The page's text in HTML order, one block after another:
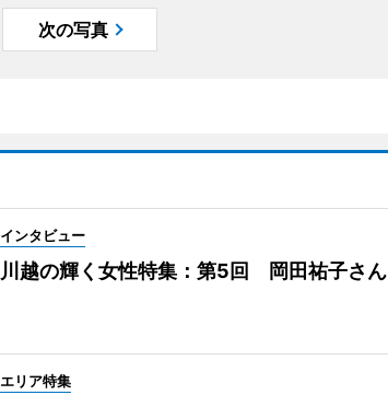
次の写真
インタビュー
川越の輝く女性特集：第5回 岡田祐子さん
エリア特集